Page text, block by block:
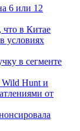
6 или 12
что в Китае
условиях
в сегменте
Wild Hunt и
от